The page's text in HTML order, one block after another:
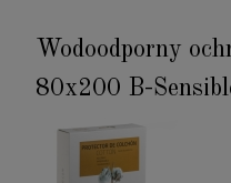
Wodoodporny
80x200 B-